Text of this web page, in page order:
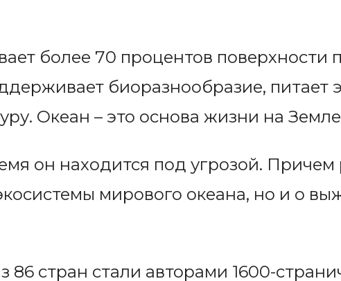
более 70 процентов поверхности
биоразнообразие, питает
Океан – это основа жизни на
он находится под угрозой. Причем
мирового океана, но и о
86 стран стали авторами 1600-